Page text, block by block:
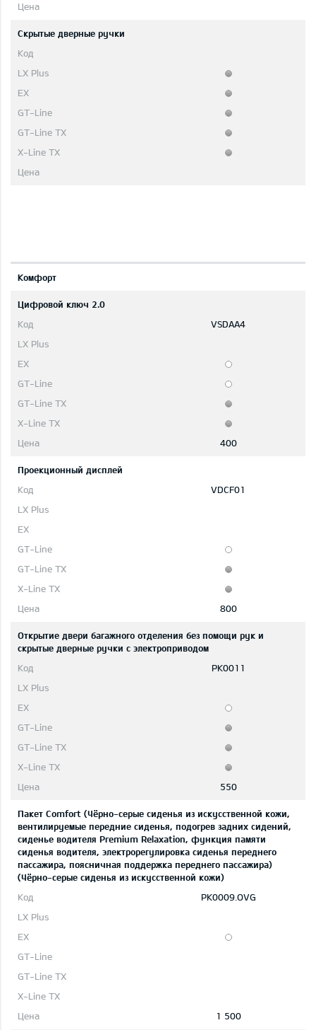
Скрытые дверные ручки
Комфорт
Цифровой ключ 2.0
VSDAA4
400
Проекционный дисплей
VDCF01
800
Открытие двери багажного отделения без помощи рук и
скрытые дверные ручки с электроприводом
PK0011
550
Пакет Comfort (Чёрно-серые сиденья из искусственной кожи,
вентилируемые передние сиденья, подогрев задних сидений,
сиденье водителя Premium Relaxation, функция памяти
сиденья водителя, электрорегулировка сиденья переднего
пассажира, поясничная поддержка переднего пассажира)
(Чёрно-серые сиденья из искусственной кожи)
PK0009.OVG
1 500